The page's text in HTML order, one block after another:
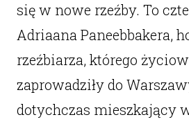
się w nowe rzeźby. To
Adriaana Paneebbakera,
rzeźbiarza, którego
zaprowadziły do
dotychczas mieszkający